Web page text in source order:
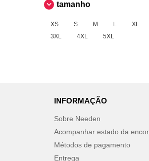
tamanho
XS S M L XL
3XL
4XL 5XL
INFORMAÇÃO
Sobre Needen
Acompanhar estado da
Métodos de pagamento
Entrega